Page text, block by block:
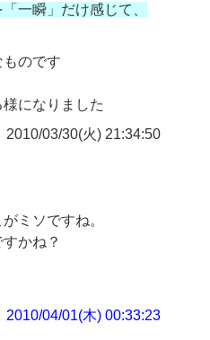
「一瞬」だけ感じて、
のです
になりました
03/30(火) 21:34:50
ミソですね。
かね？
04/01(木) 00:33:23